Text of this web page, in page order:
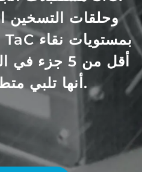
وحلقات التسخين
أقل من 5
أنها تلبي متطلبات العملاء.